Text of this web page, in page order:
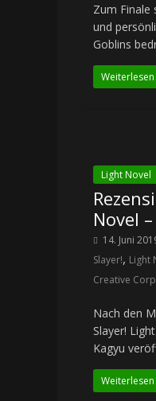
Zum Finale
und
Goblins
Weiterlesen
Light Novel
Novel
14. Juni
Slayer!, Light
Creative
Nach den
Slayer!
Kagyu
Weiterlesen